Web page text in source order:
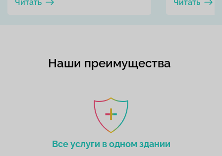
Читать Читать
Наши преимущества
Все услуги в одном здании